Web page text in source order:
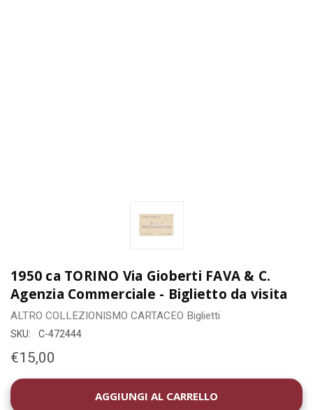
1950 ca TORINO Via Gioberti FAVA & C.
Agenzia Commerciale - Biglietto da visita
ALTRO COLLEZIONISMO CARTACEO Biglietti
SKU: C-472444
€15,00
DISPONIBILITÀ
ATTUALE: